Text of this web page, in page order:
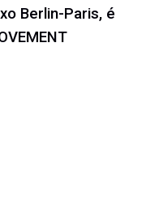
Berlin-Paris, é